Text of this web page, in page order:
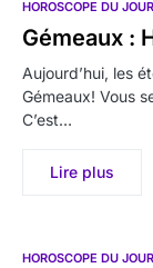
HOROSCOPE DU
Gémeaux :
Aujourd’hui, les
Gémeaux! Vous
C’est…
Lire plus
HOROSCOPE DU